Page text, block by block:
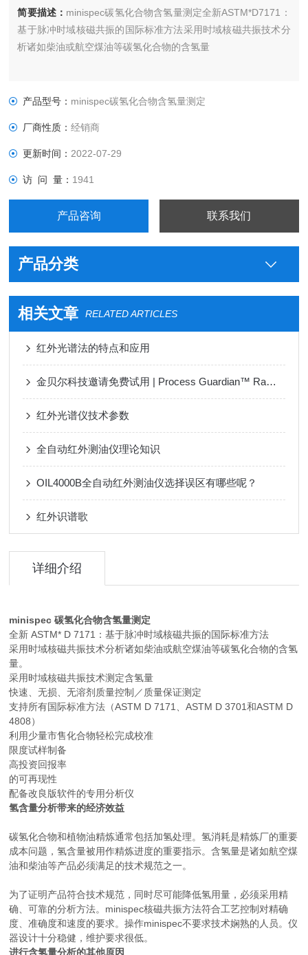
简要描述： minispec碳氢化合物含氢量测定全新ASTM*D7171：
基于脉冲时域核磁共振的国际标准方法采用时域核磁共振技术分
析诸如柴油或航空煤油等碳氢化合物的含氢量
产品型号： minispec碳氢化合物含氢量测定
厂商性质：经销商
更新时间： 2022-07-29
访 问 量： 1941
产品咨询 联系我们
产品分类
相关文章 RELATED ARTICLES
红外光谱法的特点和应用
金贝尔科技邀请免费试用 | Process Guardian™ Raman (PGR) 在线拉曼光谱仪
红外光谱仪技术参数
全自动红外测油仪理论知识
OIL4000B全自动红外测油仪选择误区有哪些呢？
红外识谱歌
详细介绍
minispec 碳氢化合物含氢量测定
全新 ASTM* D 7171：基于脉冲时域核磁共振的国际标准方法
采用时域核磁共振技术分析诸如柴油或航空煤油等碳氢化合物的含氢
量。
采用时域核磁共振技术测定含氢量
快速、无损、无溶剂质量控制／质量保证测定
支持所有国际标准方法（ASTM D 7171、ASTM D 3701和ASTM D
4808）
利用少量市售化合物轻松完成校准
限度试样制备
高投资回报率
的可再现性
配备改良版软件的专用分析仪
氢含量分析带来的经济效益
碳氢化合物和植物油精炼通常包括加氢处理。氢消耗是精炼厂的重要
成本问题，氢含量被用作精炼进度的重要指示。含氢量是诸如航空煤
油和柴油等产品必须满足的技术规范之一。
为了证明产品符合技术规范，同时尽可能降低氢用量，必须采用精
确、可靠的分析方法。minispec核磁共振方法符合工艺控制对精确
度、准确度和速度的要求。操作minispec不要求技术娴熟的人员。仪
器设计十分稳健，维护要求很低。
进行含氢量分析的其他原因